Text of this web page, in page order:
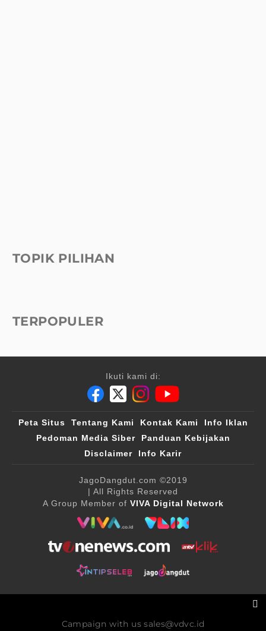
TOPIK PILIHAN
TERPOPULER
Ikuti kami di:
Peta Situs Tentang Kami Kontak Kami
Info Iklan
Pedoman Media Siber
Panduan Kebijakan
Disclaimer
Info Karir
JagoDangdut.com ©2019
| All Rights Reserved
A Group Member of VIVA Digital Network
